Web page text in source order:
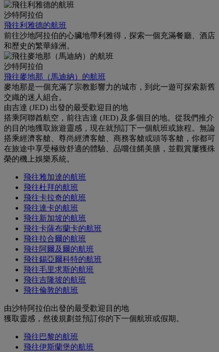
沙特阿拉伯
飛往利雅德的航班
前往沙地阿拉伯的心臟地帶利雅得，探索一個充滿餐廳、酒店
和歷史的繁華綠洲。
沙特阿拉伯
飛往麥地那（馬迪納）的航班
麥地那是一個充滿了宗教影響力的城市，到此一遊可探索新舊
交織的迷人組合。
由吉達 (JED) 出發的最受歡迎目的地
搭乘阿聯酋航空，前往吉達 (JED) 及多個目的地。從我們推介
的目的地獲取旅遊靈感，現在就預訂下一個航班或旅程。無論
搭乘經濟客艙、尊尚經濟客艙、商務客艙或頭等客艙，你都可
在旅途中享受極致舒適的體驗、品嚐佳餚美膳，並觀賞屢獲殊
榮的機上娛樂系統。
飛往雅加達的航班
飛往杜拜的航班
飛往卡拉奇的航班
飛往達卡的航班
飛往新加坡的航班
飛往卡薩布蘭卡的航班
飛往拉合爾的航班
飛往阿爾及爾的航班
飛往錫亞爾科特的航班
飛往毛里求斯的航班
飛往吉隆坡的航班
飛往倫敦的航班
由沙特阿拉伯出發的最受歡迎目的地
獲取靈感，然後規劃並預訂你的下一個航班或假期。
飛往巴黎的航班
飛往伊斯蘭堡的航班